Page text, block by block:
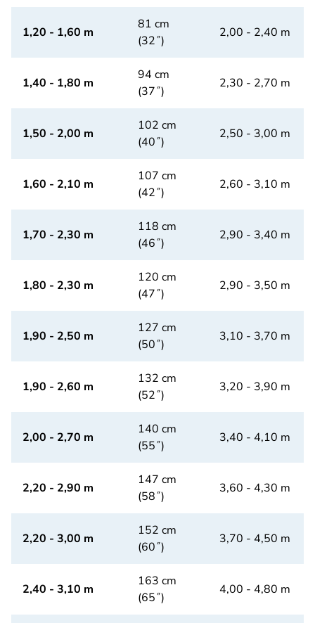
1,20 - 1,60 m
81 cm
(32˝)
2,00 - 2,40 m
1,40 - 1,80 m
94 cm
(37˝)
2,30 - 2,70 m
1,50 - 2,00 m
102 cm
(40˝)
2,50 - 3,00 m
1,60 - 2,10 m
107 cm
(42˝)
2,60 - 3,10 m
1,70 - 2,30 m
118 cm
(46˝)
2,90 - 3,40 m
1,80 - 2,30 m
120 cm
(47˝)
2,90 - 3,50 m
1,90 - 2,50 m
127 cm
(50˝)
3,10 - 3,70 m
1,90 - 2,60 m
132 cm
(52˝)
3,20 - 3,90 m
2,00 - 2,70 m
140 cm
(55˝)
3,40 - 4,10 m
2,20 - 2,90 m
147 cm
(58˝)
3,60 - 4,30 m
2,20 - 3,00 m
152 cm
(60˝)
3,70 - 4,50 m
2,40 - 3,10 m
163 cm
(65˝)
4,00 - 4,80 m